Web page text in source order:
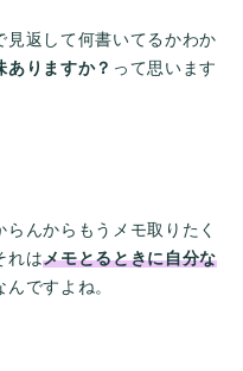
見返して何書いてるかわか
ありますか？ って思います
んからもうメモ取りたく
れはメモとるときに自分な
んですよね。